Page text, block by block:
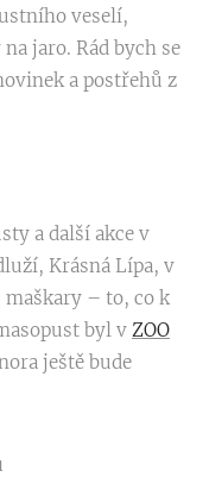
veselí,
jaro. Rád bych se
a postřehů z
a další akce v
Krásná Lípa, v
maškary – to, co k
byl v ZOO
ještě bude